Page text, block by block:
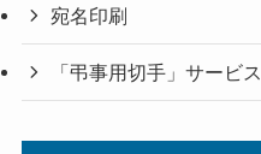
宛名印刷
「弔事用切手」サービス